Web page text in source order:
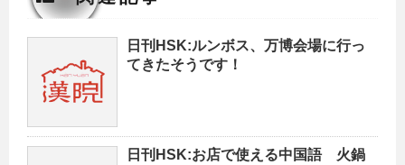
日刊HSK:ルンボス、万博会場に行っ
てきたそうです！
日刊HSK:お店で使える中国語 火鍋